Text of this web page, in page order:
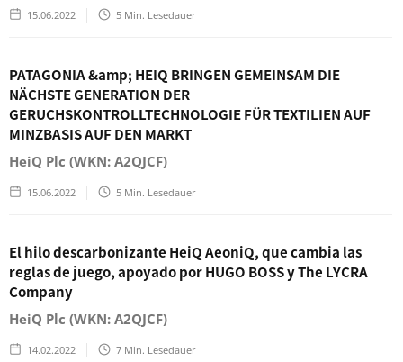
15.06.2022 5 Min. Lesedauer
PATAGONIA &amp; HEIQ BRINGEN GEMEINSAM DIE
NÄCHSTE GENERATION DER
GERUCHSKONTROLLTECHNOLOGIE FÜR TEXTILIEN AUF
MINZBASIS AUF DEN MARKT
HeiQ Plc (WKN: A2QJCF)
15.06.2022 5 Min. Lesedauer
El hilo descarbonizante HeiQ AeoniQ, que cambia las
reglas de juego, apoyado por HUGO BOSS y The LYCRA
Company
HeiQ Plc (WKN: A2QJCF)
14.02.2022 7 Min. Lesedauer